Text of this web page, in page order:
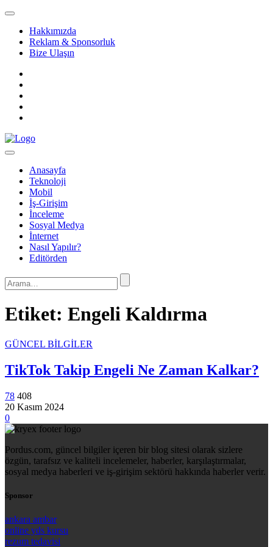
Hakkımızda
Reklam & Sponsorluk
Bize Ulaşın
Anasayfa
Teknoloji
Mobil
İş-Girişim
İnceleme
Sosyal Medya
İnternet
Nasıl Yapılır?
Editörden
Etiket: Engeli Kaldırma
GÜNCEL BİLGİLER
TikTok Takip Engeli Ne Zaman Kalkar?
78 408
20 Kasım 2024
0
Pordus.com, güncel bilgiler içeren bir blog sitesi olarak sizlere
özgün, tarafsız ve kaliteli incelemeler, haberler, karşılaştırmalar,
sosyal medya haberleri ve iş-girişim sektörü hakkında haberler verir.
Sponsor
ankara ambar
online yds kursu
rezum tedavisi